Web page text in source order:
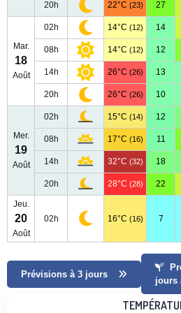
20h 22°C (23) 27
Mar.
18
Août
02h 14°C (12) 14
08h 14°C (12) 12
14h 26°C (26) 13
20h 26°C (26) 10
Mer.
19
Août
02h 15°C (14) 12
08h 17°C (16) 11
14h 32°C (32) 18
20h 28°C (28) 22
Jeu.
20
Août
02h 16°C (16) 7
Prévisions à 3 jours
jours